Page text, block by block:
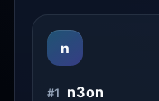
n
#1 n3on